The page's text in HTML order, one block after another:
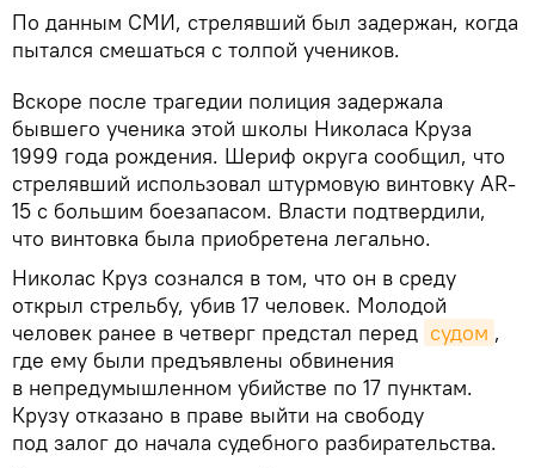
По данным СМИ, стрелявший был задержан, когда
пытался смешаться с толпой учеников.
Вскоре после трагедии полиция задержала
бывшего ученика этой школы Николаса Круза
1999 года рождения. Шериф округа сообщил, что
стрелявший использовал штурмовую винтовку AR-
15 с большим боезапасом. Власти подтвердили,
что винтовка была приобретена легально.
Николас Круз сознался в том, что он в среду
открыл стрельбу, убив 17 человек. Молодой
человек ранее в четверг предстал перед судом ,
где ему были предъявлены обвинения
в непредумышленном убийстве по 17 пунктам.
Крузу отказано в праве выйти на свободу
под залог до начала судебного разбирательства.